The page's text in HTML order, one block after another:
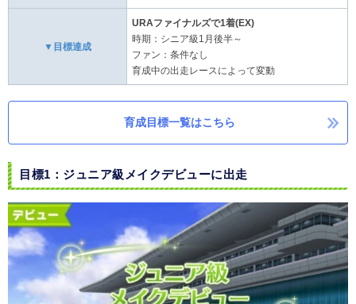
▼目標達成
URAファイナルズで1着(EX)
時期：シニア級1月後半～
ファン：条件なし
育成中の出走レースによって変動
育成目標一覧はこちら
目標1：ジュニア級メイクデビューに出走